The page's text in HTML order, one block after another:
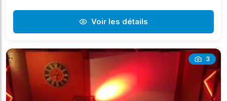
Voir les détails
3